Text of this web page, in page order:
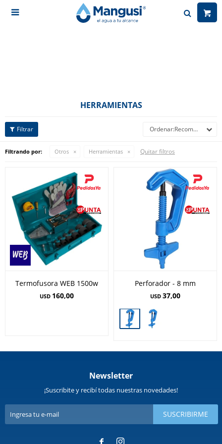

HERRAMIENTAS
Recomendados
Filtrando por: Otros Herramientas Quitar filtros
Termofusora WEB 1500w
USD 160,00
Perforador - 8 mm
USD 37,00
Newsletter
¡Suscribite y recibí todas nuestras novedades!
SUSCRIBIRME
 